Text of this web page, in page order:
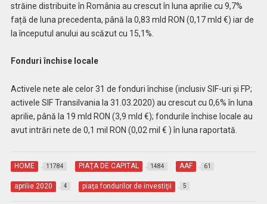
străine distribuite în România au crescut în luna aprilie cu 9,7%
față de luna precedenta, până la 0,83 mld RON (0,17 mld €) iar de
la începutul anului au scăzut cu 15,1%.
Fonduri închise locale
Activele nete ale celor 31 de fonduri închise (inclusiv SIF-uri și FP;
activele SIF Transilvania la 31.03.2020) au crescut cu 0,6% în luna
aprilie, până la 19 mld RON (3,9 mld €); fondurile închise locale au
avut intrări nete de 0,1 mil RON (0,02 mil € ) în luna raportată.
HOME 11784 PIAŢA DE CAPITAL 1484 AAF 61
aprilie 2020 4 piaţa fondurilor de investiţii 5